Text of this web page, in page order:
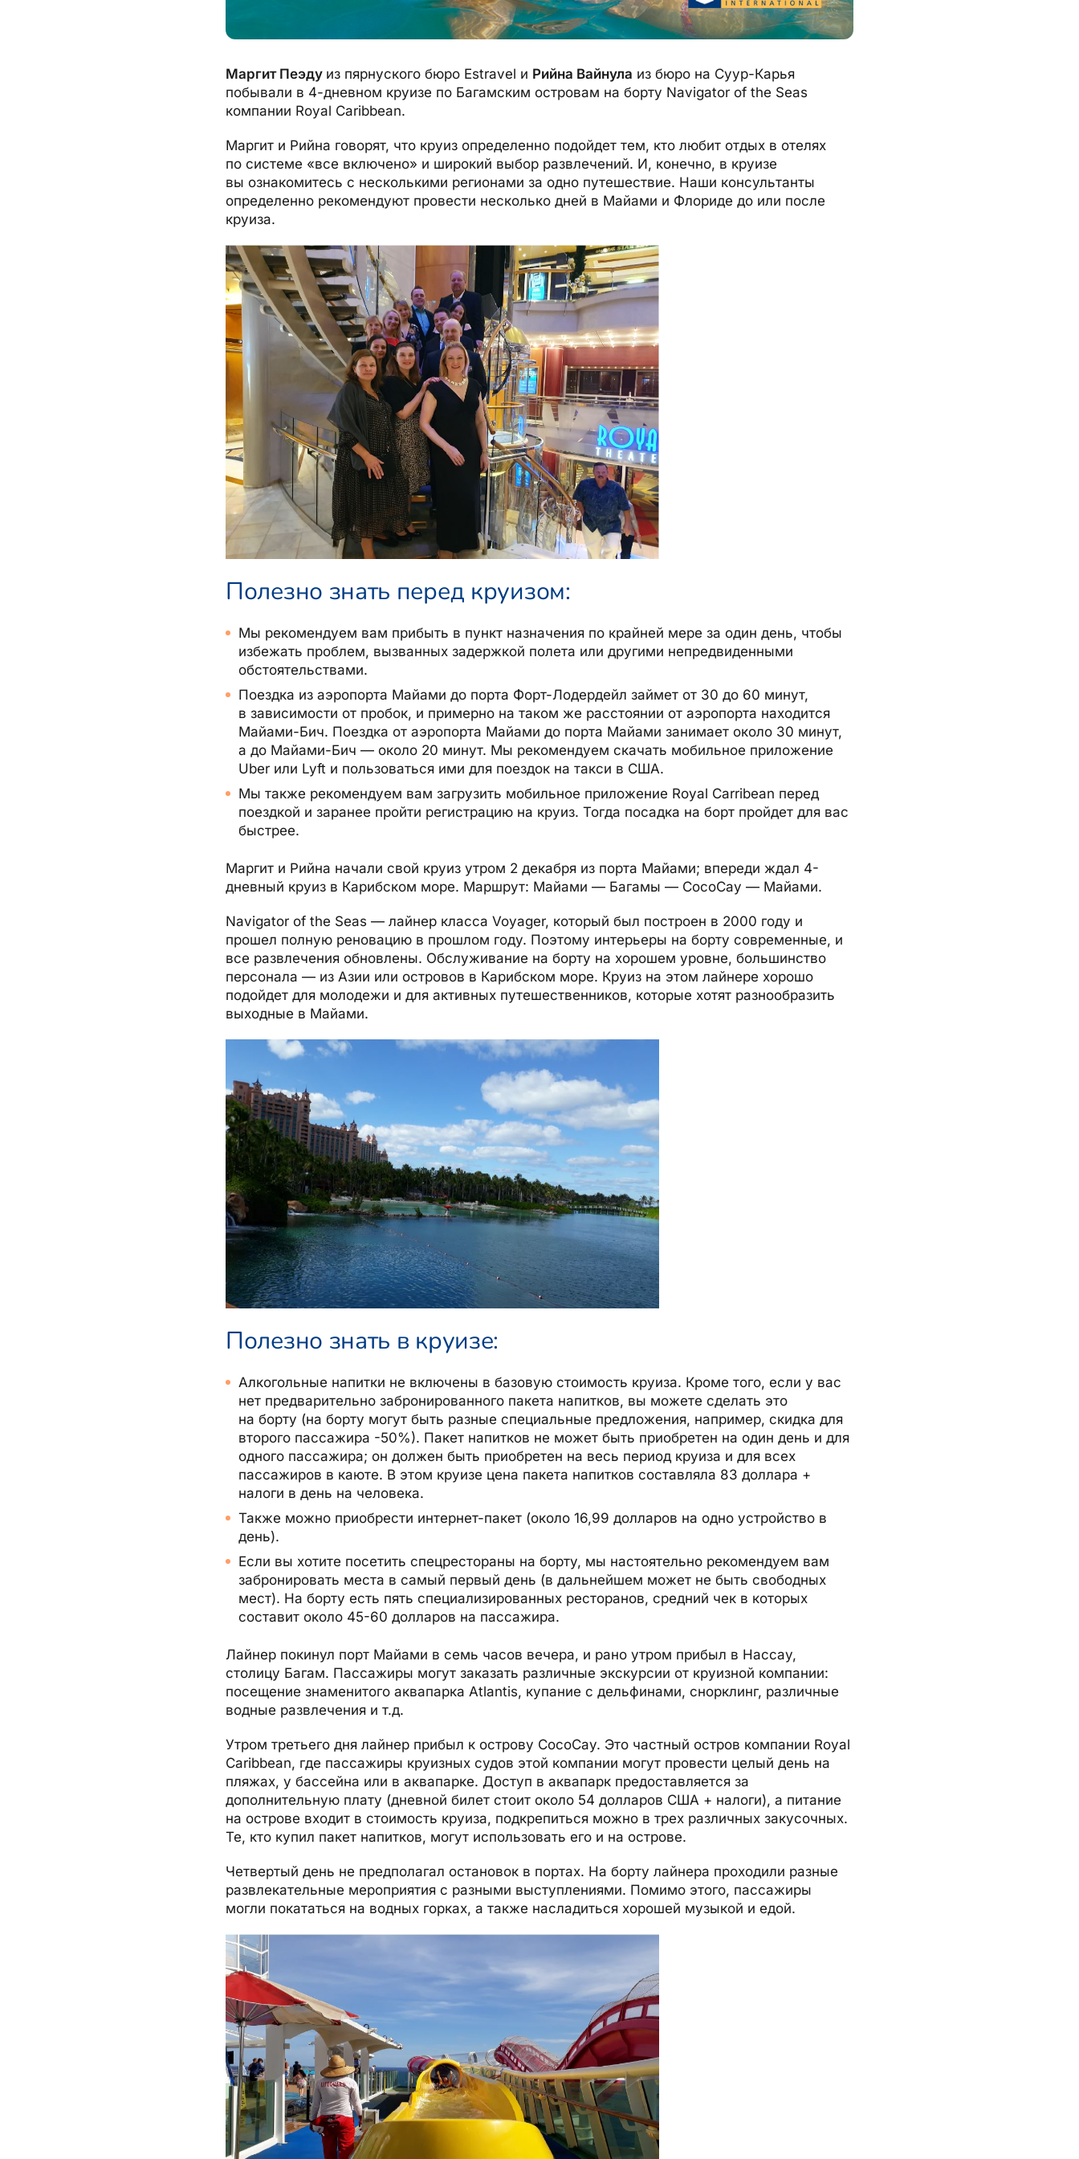
Маргит Пеэду из пярнуского бюро Estravel и Рийна Вайнула из бюро на Суур-Карья
побывали в 4-дневном круизе по Багамским островам на борту Navigator of the Seas
компании Royal Caribbean.
Маргит и Рийна говорят, что круиз определенно подойдет тем, кто любит отдых в отелях
по системе «все включено» и широкий выбор развлечений. И, конечно, в круизе
вы ознакомитесь с несколькими регионами за одно путешествие. Наши консультанты
определенно рекомендуют провести несколько дней в Майами и Флориде до или после
круиза.
Полезно знать перед круизом:
Мы рекомендуем вам прибыть в пункт назначения по крайней мере за один день, чтобы
избежать проблем, вызванных задержкой полета или другими непредвиденными
обстоятельствами.
Поездка из аэропорта Майами до порта Форт-Лодердейл займет от 30 до 60 минут,
в зависимости от пробок, и примерно на таком же расстоянии от аэропорта находится
Майами-Бич. Поездка от аэропорта Майами до порта Майами занимает около 30 минут,
а до Майами-Бич — около 20 минут. Мы рекомендуем скачать мобильное приложение
Uber или Lyft и пользоваться ими для поездок на такси в США.
Мы также рекомендуем вам загрузить мобильное приложение Royal Carribean перед
поездкой и заранее пройти регистрацию на круиз. Тогда посадка на борт пройдет для вас
быстрее.
Маргит и Рийна начали свой круиз утром 2 декабря из порта Майами; впереди ждал 4-
дневный круиз в Карибском море. Маршрут: Майами — Багамы — CocoCay — Майами.
Navigator of the Seas — лайнер класса Voyager, который был построен в 2000 году и
прошел полную реновацию в прошлом году. Поэтому интерьеры на борту современные, и
все развлечения обновлены. Обслуживание на борту на хорошем уровне, большинство
персонала — из Азии или островов в Карибском море. Круиз на этом лайнере хорошо
подойдет для молодежи и для активных путешественников, которые хотят разнообразить
выходные в Майами.
Полезно знать в круизе:
Алкогольные напитки не включены в базовую стоимость круиза. Кроме того, если у вас
нет предварительно забронированного пакета напитков, вы можете сделать это
на борту (на борту могут быть разные специальные предложения, например, скидка для
второго пассажира -50%). Пакет напитков не может быть приобретен на один день и для
одного пассажира; он должен быть приобретен на весь период круиза и для всех
пассажиров в каюте. В этом круизе цена пакета напитков составляла 83 доллара +
налоги в день на человека.
Также можно приобрести интернет-пакет (около 16,99 долларов на одно устройство в
день).
Если вы хотите посетить спецрестораны на борту, мы настоятельно рекомендуем вам
забронировать места в самый первый день (в дальнейшем может не быть свободных
мест). На борту есть пять специализированных ресторанов, средний чек в которых
составит около 45-60 долларов на пассажира.
Лайнер покинул порт Майами в семь часов вечера, и рано утром прибыл в Нассау,
столицу Багам. Пассажиры могут заказать различные экскурсии от круизной компании:
посещение знаменитого аквапарка Atlantis, купание с дельфинами, снорклинг, различные
водные развлечения и т.д.
Утром третьего дня лайнер прибыл к острову CocoCay. Это частный остров компании Royal
Caribbean, где пассажиры круизных судов этой компании могут провести целый день на
пляжах, у бассейна или в аквапарке. Доступ в аквапарк предоставляется за
дополнительную плату (дневной билет стоит около 54 долларов США + налоги), а питание
на острове входит в стоимость круиза, подкрепиться можно в трех различных закусочных.
Те, кто купил пакет напитков, могут использовать его и на острове.
Четвертый день не предполагал остановок в портах. На борту лайнера проходили разные
развлекательные мероприятия с разными выступлениями. Помимо этого, пассажиры
могли покататься на водных горках, а также насладиться хорошей музыкой и едой.